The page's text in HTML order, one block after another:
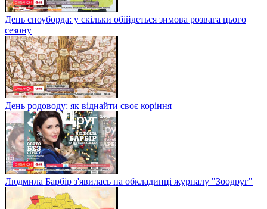
День сноуборда: у скільки обійдеться зимова розвага цього
сезону
День родоводу: як віднайти своє коріння
Людмила Барбір з'явилась на обкладинці журналу "Зоодруг"